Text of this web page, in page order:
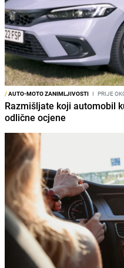
/AUTO-MOTO ZANIMLJIVOSTI I PRIJE
Razmišljate koji automobil
odlične ocjene